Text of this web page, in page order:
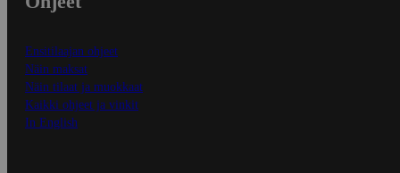
Ensitilaajan ohjeet
Näin maksat
Näin tilaat ja muokkaat
Kaikki ohjeet ja vinkit
In English